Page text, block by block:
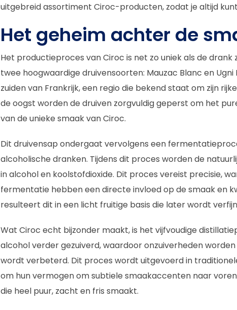
uitgebreid assortiment Ciroc-producten, zodat je altijd
Het geheim achter de
Het productieproces van Ciroc is net zo uniek als de
twee hoogwaardige druivensoorten: Mauzac Blanc en
zuiden van Frankrijk, een regio die bekend staat om zijn
de oogst worden de druiven zorgvuldig geperst om het
van de unieke smaak van Ciroc.
Dit druivensap ondergaat vervolgens een
alcoholische dranken. Tijdens dit proces worden de
in alcohol en koolstofdioxide. Dit proces vereist precisie,
fermentatie hebben een directe invloed op de smaak en
resulteert dit in een licht fruitige basis die later wordt
Wat Ciroc echt bijzonder maakt, is het vijfvoudige
alcohol verder gezuiverd, waardoor onzuiverheden
wordt verbeterd. Dit proces wordt uitgevoerd in
om hun vermogen om subtiele smaakaccenten naar
die heel puur, zacht en fris smaakt.